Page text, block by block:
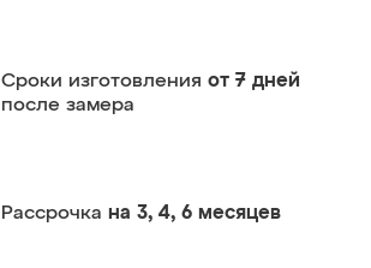
Сроки изготовления от 7 дней
после замера
Рассрочка на 3, 4, 6 месяцев